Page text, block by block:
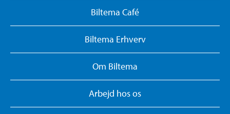
Biltema Café
Biltema Erhverv
Om Biltema
Arbejd hos os